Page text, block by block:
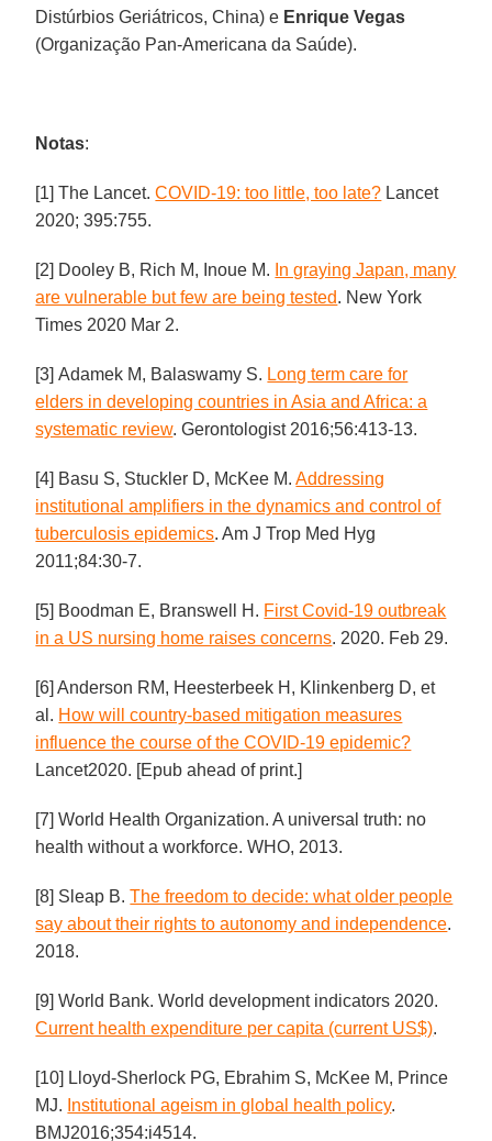
Distúrbios Geriátricos, China) e Enrique Vegas
(Organização Pan-Americana da Saúde).
Notas:
[1] The Lancet.COVID-19: too little, too late? Lancet
2020; 395:755.
[2] Dooley B, Rich M, Inoue M. In graying Japan, many
are vulnerable but few are being tested. New York
Times 2020 Mar 2.
[3] Adamek M, Balaswamy S. Long term care for
elders in developing countries in Asia and Africa: a
systematic review. Gerontologist 2016;56:413-13.
[4] Basu S, Stuckler D, McKee M.Addressing
institutional amplifiers in the dynamics and control of
tuberculosis epidemics. Am J Trop Med Hyg
2011;84:30-7.
[5] Boodman E, Branswell H. First Covid-19 outbreak
in a US nursing home raises concerns. 2020. Feb 29.
[6] Anderson RM, Heesterbeek H, Klinkenberg D, et
al. How will country-based mitigation measures
influence the course of the COVID-19 epidemic?
Lancet2020. [Epub ahead of print.]
[7] World Health Organization. A universal truth: no
health without a workforce. WHO, 2013.
[8] Sleap B.The freedom to decide: what older people
say about their rights to autonomy and independence.
2018.
[9] World Bank. World development indicators 2020.
Current health expenditure per capita (current US$).
[10] Lloyd-Sherlock PG, Ebrahim S, McKee M, Prince
MJ. Institutional ageism in global health policy.
BMJ2016;354:i4514.